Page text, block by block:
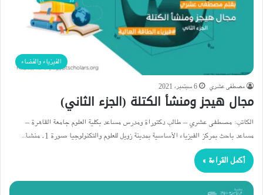
الفيزياء والفضاء
مصطفى عشري 6 سبتمبر، 2021
مجال هيجز ومنشأ الكتلة (الجزء الثاني)
الكاتب: مصطفى عشري – طالب دكتوراة ومدرس مساعد بكلية العلوم جامعة القاهرة –
مساعد باحث بمركز الفيزياء الأساسية بمدينة زويل للعلوم والتكنولوجيا صورة 1. منشأ…
أكمل القراءة »